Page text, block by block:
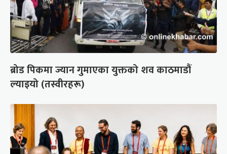
ब्रोड पिकमा ज्यान गुमाएका युक्तको शव काठमाडौं
ल्याइयो (तस्वीरहरू)